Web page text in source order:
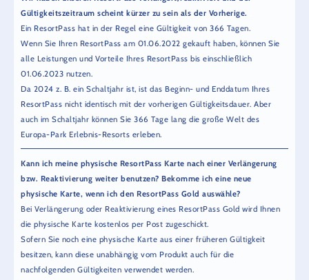
Gültigkeitszeitraum scheint kürzer zu sein als der Vorherige.
Ein ResortPass hat in der Regel eine Gültigkeit von 366 Tagen.
Wenn Sie Ihren ResortPass am 01.06.2022 gekauft haben, können Sie
alle Leistungen und Vorteile Ihres ResortPass bis einschließlich
01.06.2023 nutzen.
Da 2024 z. B. ein Schaltjahr ist, ist das Beginn- und Enddatum Ihres
ResortPass nicht identisch mit der vorherigen Gültigkeitsdauer. Aber
auch im Schaltjahr können Sie 366 Tage lang die große Welt des
Europa-Park Erlebnis-Resorts erleben.
Kann ich meine physische ResortPass Karte nach einer Verlängerung
bzw. Reaktivierung weiter benutzen? Bekomme ich eine neue
physische Karte, wenn ich den ResortPass Gold auswähle?
Bei Verlängerung oder Reaktivierung eines ResortPass Gold wird Ihnen
die physische Karte kostenlos per Post zugeschickt.
Sofern Sie noch eine physische Karte aus einer früheren Gültigkeit
besitzen, kann diese unabhängig vom Produkt auch für die
nachfolgenden Gültigkeiten verwendet werden.